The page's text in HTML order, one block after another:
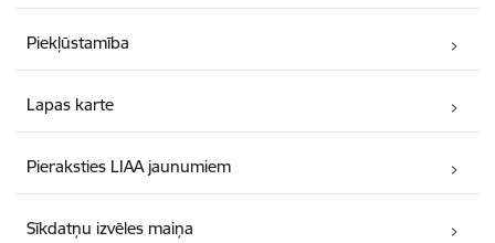
Piekļūstamība
Lapas karte
Pieraksties LIAA jaunumiem
Sīkdatņu izvēles maiņa